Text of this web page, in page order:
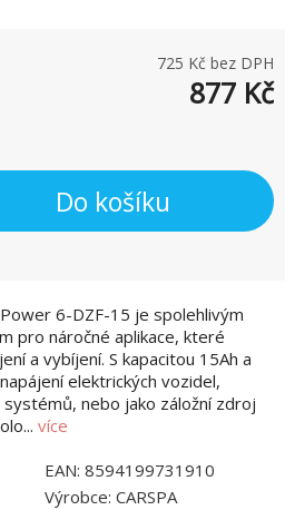
6-DZF-15 je spolehlivým
pro náročné aplikace, které
a vybíjení. S kapacitou 15Ah a
elektrických vozidel,
nebo jako záložní zdroj
více
725 Kč bez DPH
877 Kč
Do košíku
EAN: 8594199731910
Výrobce: CARSPA